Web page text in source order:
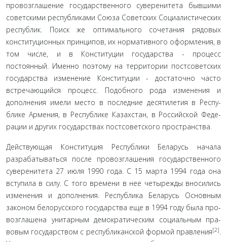
провозглашение государственного суверенитета быв­шими
советскими республиками Союза Советских Социа­листических
республик. Поиск же оптимального сочетания рядовых
конституционных принципов, их нормативного оформления, в
том числе, и в Конституции государства - процесс
постоянный. Именно поэтому на территории пост­советских
государства изменение Конституции - достаточно часто
встречающийся процесс. Подобного рода изменения и
дополнения имели место в последние десятилетия в Респу­
блике Армения, в Республике Казахстан, в Российской Феде­
рации и других государствах постсоветского пространства.
Действующая Конституция Республики Беларусь нача­ла
разрабатываться после провозглашения государственно­го
суверенитета 27 июля 1990 года. С 15 марта 1994 года она
вступила в силу. С того времени в нее четырежды вносились
изменения и дополнения. Республика Беларусь Основным
законом белорусского государства еще в 1994 году была про­
возглашена унитарным демократическим социальным пра­
вовым государством с республиканской формой правления[2].